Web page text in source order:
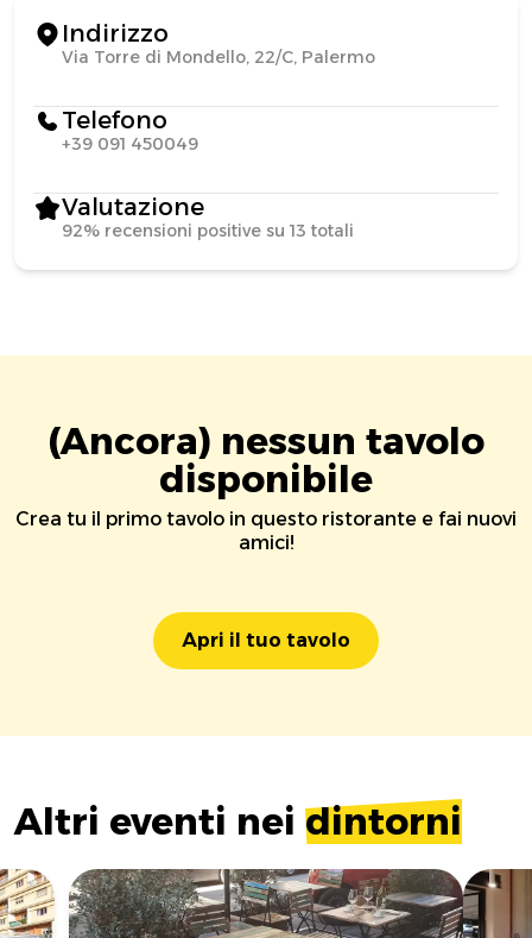
Indirizzo
Via Torre di Mondello, 22/C, Palermo
Telefono
+39 091 450049
Valutazione
92% recensioni positive su 13 totali
(Ancora) nessun tavolo
disponibile
Crea tu il primo tavolo in questo ristorante e fai nuovi
amici!
Apri il tuo tavolo
Altri eventi nei dintorni